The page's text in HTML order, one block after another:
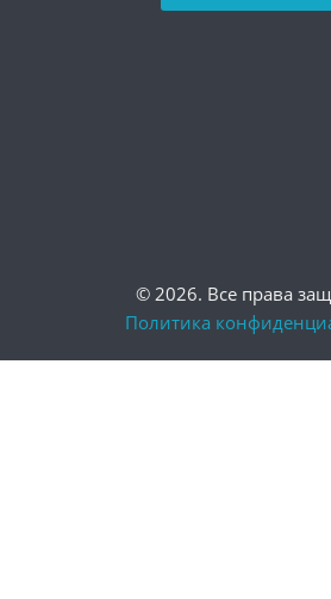
© 2026. Все права
Политика